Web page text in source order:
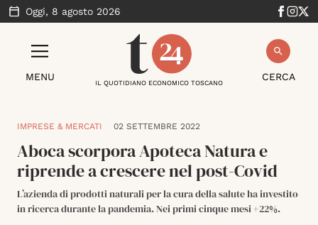
Oggi, 8 agosto 2026
MENU CERCA
IL QUOTIDIANO ECONOMICO TOSCANO
IMPRESE & MERCATI 02 SETTEMBRE 2022
Aboca scorpora Apoteca Natura e
riprende a crescere nel post-Covid
L’azienda di prodotti naturali per la cura della salute ha investito
in ricerca durante la pandemia. Nei primi cinque mesi +22%.